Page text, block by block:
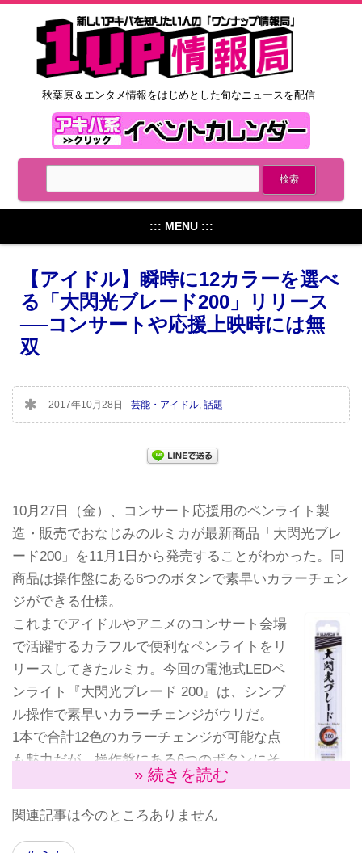
秋葉原＆エンタメ情報をはじめとした旬なニュースを配信
::: MENU :::
【アイドル】瞬時に12カラーを選べ
る「大閃光ブレード200」リリース
──コンサートや応援上映時には無
双
2017年10月28日 芸能・アイドル 話題
10月27日（金）、コンサート応援用のペンライト製
造・販売でおなじみのルミカが最新商品「大閃光ブレ
ード200」を11月1日から発売することがわかった。同
商品は操作盤にある6つのボタンで素早いカラーチェン
ジができる仕様。
これまでアイドルやアニメのコンサート会場
で活躍するカラフルで便利なペンライトをリ
リースしてきたルミカ。今回の電池式LEDペ
ンライト『大閃光ブレード 200』は、シンプ
ル操作で素早いカラーチェンジがウリだ。
1本で合計12色のカラーチェンジが可能な点
も魅力だが、操作盤にある6つのボタンにそ
れぞれ2色ずつ変更カラーがセットされてお
っていることが特徴。コンサート時の曲ごと
» 続きを読む
関連記事は今のところありません